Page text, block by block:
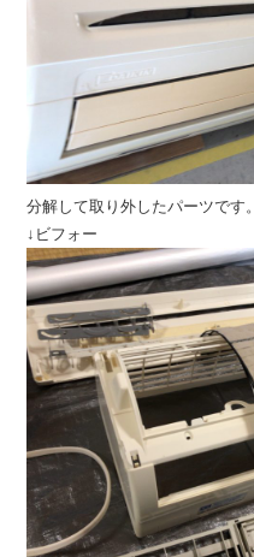
分解して取り外したパーツです。
↓ビフォー